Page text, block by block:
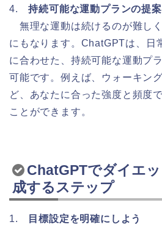
4.持続可能な運動プランの提案
無理な運動は続けるのが難し
にもなります。ChatGPTは、日
に合わせた、持続可能な運動プ
可能です。例えば、ウォーキン
ど、あなたに合った強度と頻度
ことができます。
ChatGPTでダイエ
成するステップ
1.
目標設定を明確にしよう